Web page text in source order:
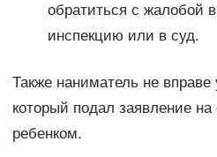
обратиться с жалобой
инспекцию или в суд.
Также наниматель не вправе
который подал заявление на
ребенком.